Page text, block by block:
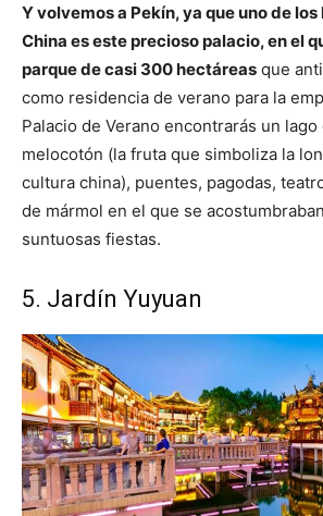
Y volvemos a Pekín, ya que uno de
China es este precioso palacio, en el
parque de casi 300 hectáreas que
como residencia de verano para la
Palacio de Verano encontrarás un
melocotón (la fruta que simboliza la
cultura china), puentes, pagodas,
de mármol en el que se
suntuosas fiestas.
5. Jardín Yuyuan